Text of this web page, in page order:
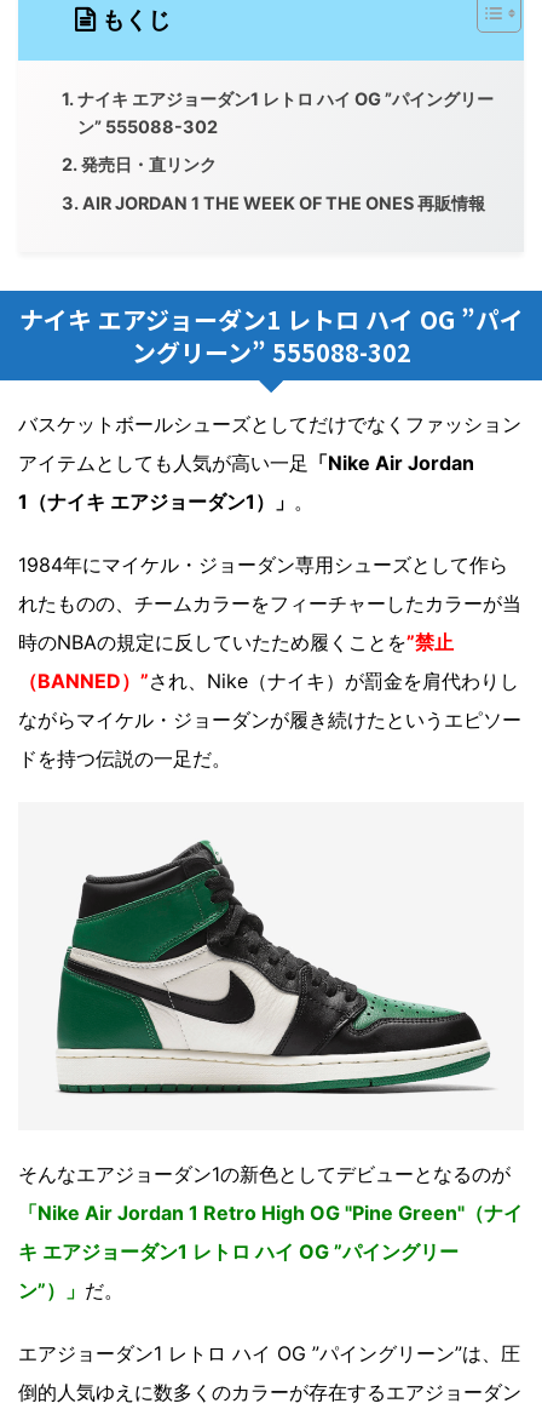
もくじ
ナイキ エアジョーダン1 レトロ ハイ OG ”パイングリー
ン” 555088-302
発売日・直リンク
AIR JORDAN 1 THE WEEK OF THE ONES 再販情報
ナイキ エアジョーダン1 レトロ ハイ OG ”パイ
ングリーン” 555088-302
バスケットボールシューズとしてだけでなくファッション
アイテムとしても人気が高い一足 「Nike Air Jordan
1（ナイキ エアジョーダン1）」 。
1984年にマイケル・ジョーダン専用シューズとして作ら
れたものの、チームカラーをフィーチャーしたカラーが当
時のNBAの規定に反していたため履くことを”禁止
（BANNED）”され、Nike（ナイキ）が罰金を肩代わりし
ながらマイケル・ジョーダンが履き続けたというエピソー
ドを持つ伝説の一足だ。
そんなエアジョーダン1の新色としてデビューとなるのが
「Nike Air Jordan 1 Retro High OG "Pine Green"（ナイ
キ エアジョーダン1 レトロ ハイ OG ”パイングリー
ン”）」 だ。
エアジョーダン1 レトロ ハイ OG ”パイングリーン”は、圧
倒的人気ゆえに数多くのカラーが存在するエアジョーダン